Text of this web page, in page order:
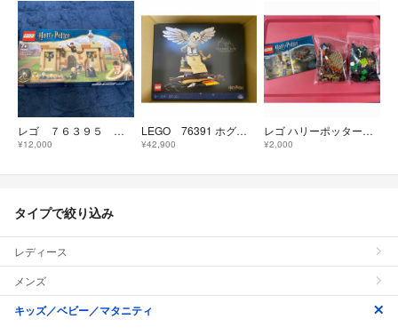
レゴ ７６３９５ ホグワーツ：はじめての飛行レッスン
¥12,000
LEGO 76391 ホグワーツアイコン コレクターズエディション
¥42,900
レゴ ハリーポッターシリーズ アラゴグの棲み処(1セット)
¥2,000
タイプで絞り込み
レディース
メンズ
キッズ／ベビー／マタニティ